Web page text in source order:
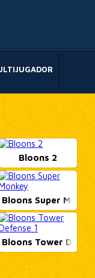
Pac...
Bloons 2
Bloons Super
2
Bloons Tower